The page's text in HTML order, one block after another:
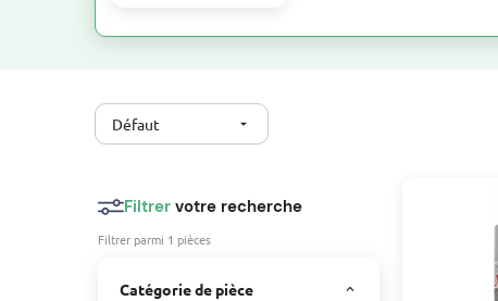
Défaut arrow_drop_down
Filtrer votre recherche
Filtrer parmi 1 pièces
Catégorie de pièce keyboard_arrow_up